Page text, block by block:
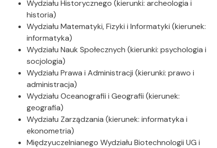
Wydziału Historycznego (kierunki: archeologia i
historia)
Wydziału Matematyki, Fizyki i Informatyki (kierunek:
informatyka)
Wydziału Nauk Społecznych (kierunki: psychologia i
socjologia)
Wydziału Prawa i Administracji (kierunki: prawo i
administracja)
Wydziału Oceanografii i Geografii (kierunek:
geografia)
Wydziału Zarządzania (kierunek: informatyka i
ekonometria)
Międzyuczelnianego Wydziału Biotechnologii UG i